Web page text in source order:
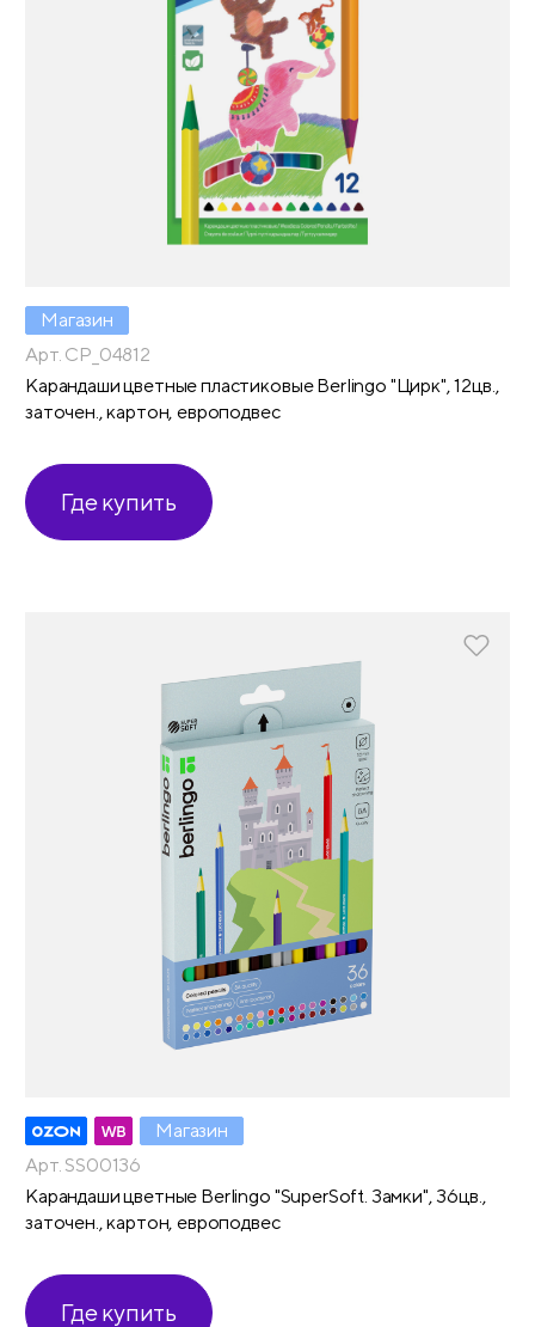
Магазин
Арт. CP_04812
Карандаши цветные пластиковые Berlingo "Цирк", 12цв.,
заточен., картон, европодвес
Где купить
Магазин
Арт. SS00136
Карандаши цветные Berlingo "SuperSoft. Замки", 36цв.,
заточен., картон, европодвес
Где купить